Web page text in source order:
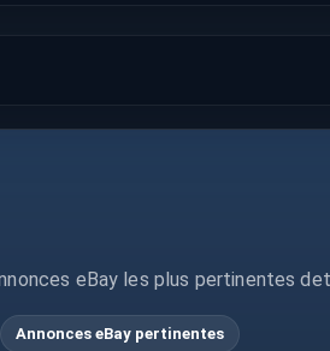
eBay les plus pertinentes
Annonces eBay pertinentes